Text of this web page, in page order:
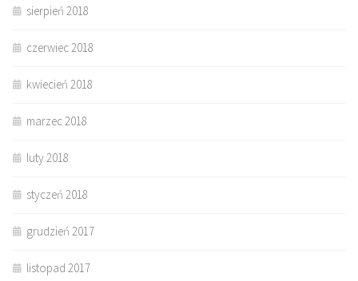
sierpień 2018
czerwiec 2018
kwiecień 2018
marzec 2018
luty 2018
styczeń 2018
grudzień 2017
listopad 2017